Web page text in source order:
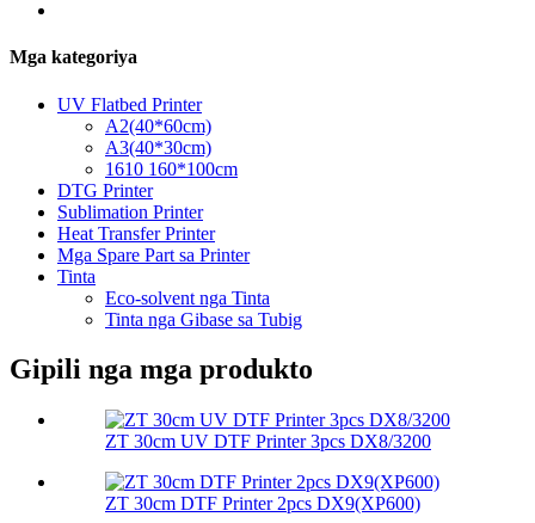
Mga kategoriya
UV Flatbed Printer
A2(40*60cm)
A3(40*30cm)
1610 160*100cm
DTG Printer
Sublimation Printer
Heat Transfer Printer
Mga Spare Part sa Printer
Tinta
Eco-solvent nga Tinta
Tinta nga Gibase sa Tubig
Gipili nga mga produkto
ZT 30cm UV DTF Printer 3pcs DX8/3200
ZT 30cm DTF Printer 2pcs DX9(XP600)